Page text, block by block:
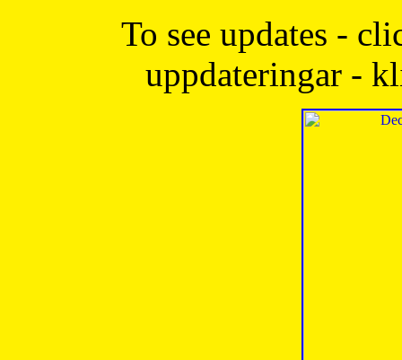
To see updates -
uppdateringar -